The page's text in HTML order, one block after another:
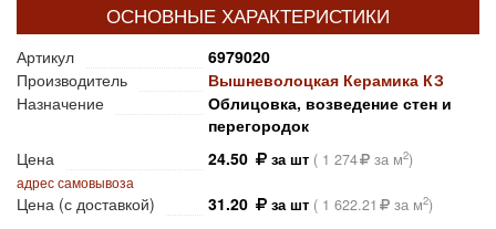
ОСНОВНЫЕ ХАРАКТЕРИСТИКИ
Артикул
6979020
Производитель
Вышневолоцкая Керамика КЗ
Назначение
Облицовка, возведение стен и
перегородок
Цена
24.50 за шт ( 1 274 за м2)
адрес самовывоза
Цена (с доставкой) 31.20 за шт ( 1 622.21 за м2)